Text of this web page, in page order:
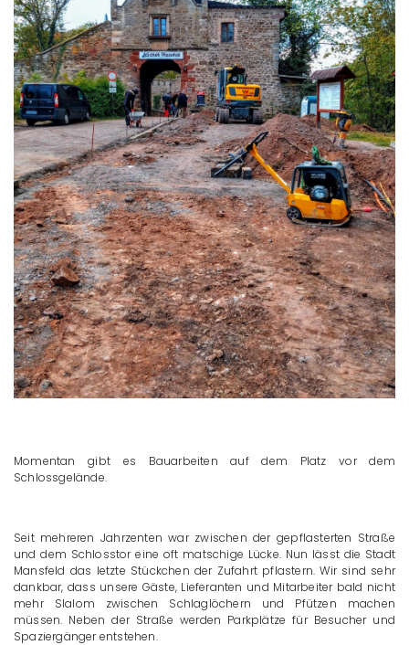
Momentan gibt es Bauarbeiten auf dem Platz vor dem
Schlossgelände.
Seit mehreren Jahrzenten war zwischen der gepflasterten Straße
und dem Schlosstor eine oft matschige Lücke. Nun lässt die Stadt
Mansfeld das letzte Stückchen der Zufahrt pflastern. Wir sind sehr
dankbar, dass unsere Gäste, Lieferanten und Mitarbeiter bald nicht
mehr Slalom zwischen Schlaglöchern und Pfützen machen
müssen. Neben der Straße werden Parkplätze für Besucher und
Spaziergänger entstehen.